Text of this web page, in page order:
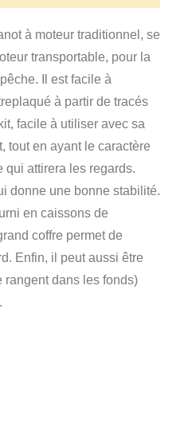
à moteur traditionnel, se
transportable, pour la
Il est facile à
à partir de tracés
facile à utiliser avec sa
tout en ayant le caractère
qui attirera les regards.
donne une bonne stabilité.
en caissons de
coffre permet de
Enfin, il peut aussi être
rangent dans les fonds)